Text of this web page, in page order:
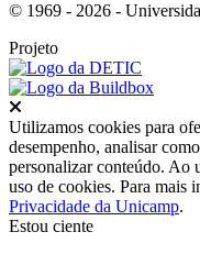
© 1969 - 2026 -
Projeto
Utilizamos cookies para
desempenho, analisar
personalizar conteúdo. Ao
uso de cookies. Para mais
Privacidade da Unicamp.
Estou ciente